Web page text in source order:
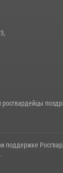
Росгвардии по
и крестного хода
росгвардейцы
поддержке